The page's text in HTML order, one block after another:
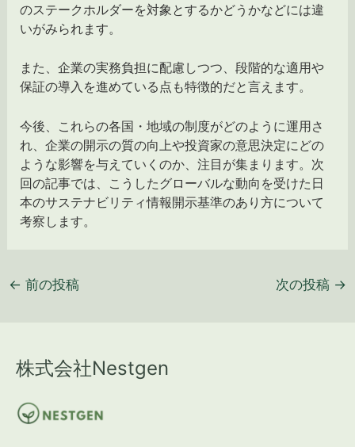
のステークホルダーを対象とするかどうかなどには違
いがみられます。
また、企業の実務負担に配慮しつつ、段階的な適用や
保証の導入を進めている点も特徴的だと言えます。
今後、これらの各国・地域の制度がどのように運用さ
れ、企業の開示の質の向上や投資家の意思決定にどの
ような影響を与えていくのか、注目が集まります。次
回の記事では、こうしたグローバルな動向を受けた日
本のサステナビリティ情報開示基準のあり方について
考察します。
← 前の投稿 次の投稿 →
株式会社Nestgen